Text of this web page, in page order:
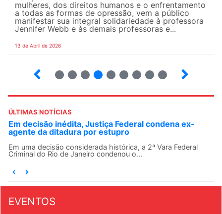
mulheres, dos direitos humanos e o enfrentamento
a todas as formas de opressão, vem a público
manifestar sua integral solidariedade à professora
Jennifer Webb e às demais professoras e...
13 de Abril de 2026
ÚLTIMAS NOTÍCIAS
Em decisão inédita, Justiça Federal condena ex-
agente da ditadura por estupro
Em uma decisão considerada histórica, a 2ª Vara Federal
Criminal do Rio de Janeiro condenou o...
EVENTOS